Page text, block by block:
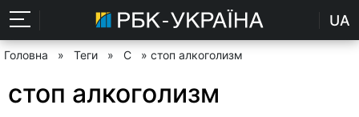
UA
Головна » Теги » С » стоп алкоголизм
стоп алкоголизм